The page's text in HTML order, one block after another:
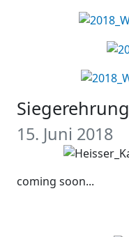
15. Juni 2018
coming soon...